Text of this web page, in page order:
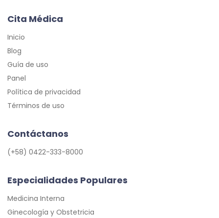
Cita Médica
Inicio
Blog
Guía de uso
Panel
Política de privacidad
Términos de uso
Contáctanos
(+58) 0422-333-8000
Especialidades Populares
Medicina Interna
Ginecología y Obstetricia